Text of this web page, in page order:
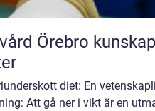
kunskap, omtanke och hållbara
diet: En
Att gå ner i vikt är en